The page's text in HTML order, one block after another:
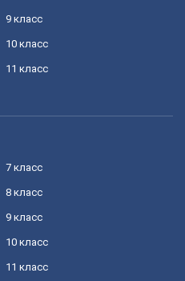
9 класс
10 класс
11 класс
7 класс
8 класс
9 класс
10 класс
11 класс